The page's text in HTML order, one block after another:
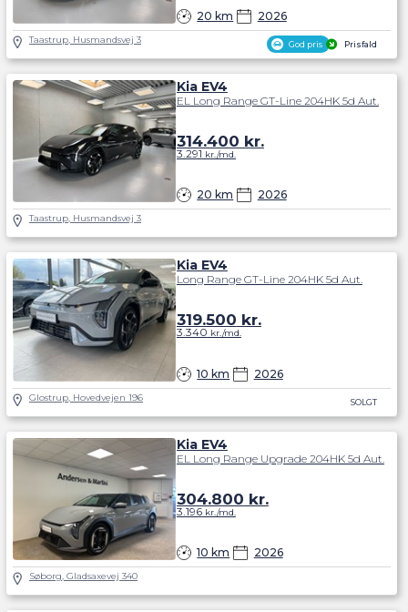
God pris Prisfald
20 km 2026
Taastrup, Husmandsvej 3
Kia EV4
EL Long Range GT-Line 204HK 5d Aut.
20 km 2026
314.400 kr.
3.291 kr./md.
Taastrup, Husmandsvej 3
SOLGT
Kia EV4
Long Range GT-Line 204HK 5d Aut.
10 km 2026
319.500 kr.
3.340 kr./md.
Glostrup, Hovedvejen 196
Kia EV4
EL Long Range Upgrade 204HK 5d Aut.
10 km 2026
304.800 kr.
3.196kr./md.
Søborg, Gladsaxevej 340